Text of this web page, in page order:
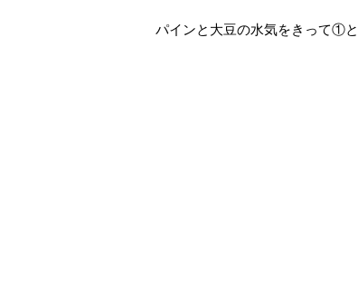
パインと大豆の水気をきって①